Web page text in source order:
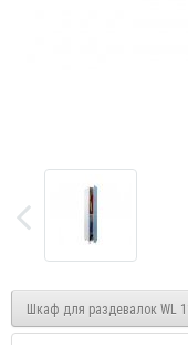
Шкаф для раздевалок WL